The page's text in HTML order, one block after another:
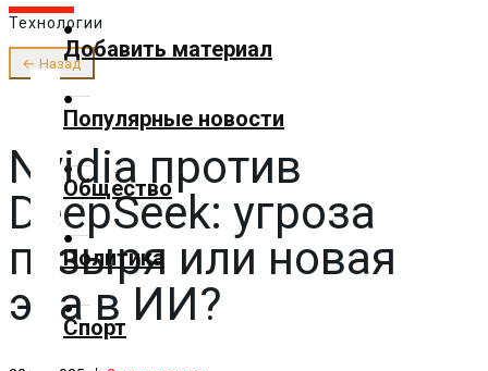
Предложить новость
О нас
✕
Главная
Добавить
материал
Популярные
новости
Добавить материал
Популярные новости
Общество
Политика
Спорт
Технологии
← Назад
Nvidia против
DeepSeek: угроза
пузыря или новая
эра в ИИ?